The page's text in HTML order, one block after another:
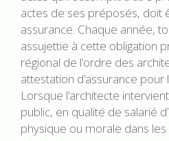
actes de ses préposés, doit
assurance. Chaque année,
assujettie à cette obligation
régional de l’ordre des
attestation d’assurance pour
Lorsque l’architecte
public, en qualité de salarié
physique ou morale dans les